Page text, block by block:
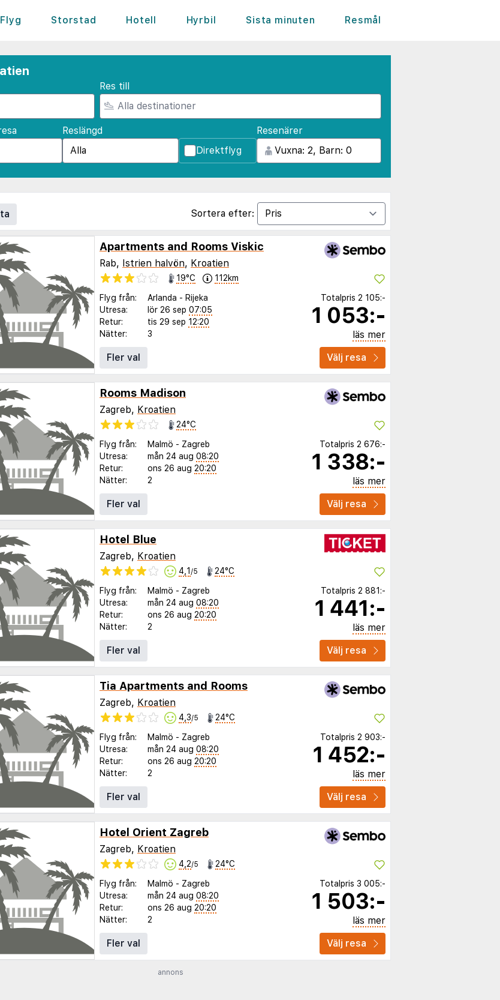
Flyg Storstad Hotell Hyrbil Sista minuten Resmål
Res till
Reslängd
Direktflyg
Resenärer
Sortera efter:
Apartments and Rooms Viskic
Rab, Istrien halvön, Kroatien
19°C 112km
Flyg från: Arlanda - Rijeka
Utresa:
lör 26 sep 07:05
Retur:
tis 29 sep 12:20
Nätter:
3
Totalpris 2 105:-
1 053:-
läs mer
Fler val
Välj resa
Rooms Madison
Zagreb, Kroatien
24°C
Flyg från: Malmö - Zagreb
Utresa:
mån 24 aug 08:20
Retur:
ons 26 aug 20:20
Nätter:
2
Totalpris 2 676:-
1 338:-
läs mer
Fler val
Välj resa
Hotel Blue
Zagreb, Kroatien
4,1 /5 24°C
Flyg från: Malmö - Zagreb
Utresa:
mån 24 aug 08:20
Retur:
ons 26 aug 20:20
Nätter:
2
Totalpris 2 881:-
1 441:-
läs mer
Fler val
Välj resa
Tia Apartments and Rooms
Zagreb, Kroatien
4,3/5 24°C
Flyg från: Malmö - Zagreb
Utresa:
mån 24 aug 08:20
Retur:
ons 26 aug 20:20
Nätter:
2
Totalpris 2 903:-
1 452:-
läs mer
Fler val
Välj resa
Hotel Orient Zagreb
Zagreb, Kroatien
4,2/5 24°C
Flyg från: Malmö - Zagreb
Utresa:
mån 24 aug 08:20
Retur:
ons 26 aug 20:20
Nätter:
2
Totalpris 3 005:-
1 503:-
läs mer
Fler val
Välj resa
annons